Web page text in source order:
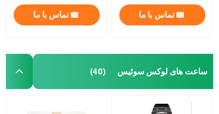
تماس با ما تماس با ما
ساعت های لوکس سوئیس (40)